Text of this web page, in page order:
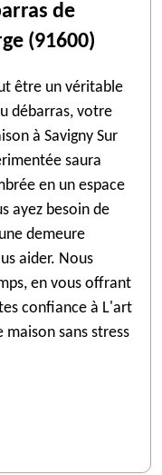
de
(91600)
être un véritable
débarras, votre
à Savigny Sur
saura
en un espace
ayez besoin de
demeure
aider. Nous
en vous offrant
confiance à L'art
maison sans stress